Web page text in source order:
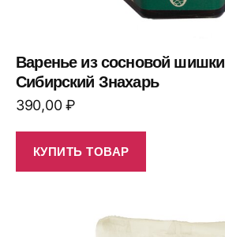
Варенье из сосновой шишки
Сибирский Знахарь
390,00₽
КУПИТЬ ТОВАР